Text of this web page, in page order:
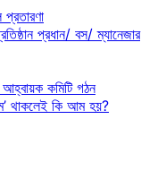
প্রধান/ বস/ ম্যানেজার
আহ্বায়ক কমিটি গঠন
থাকলেই কি আম হয়?